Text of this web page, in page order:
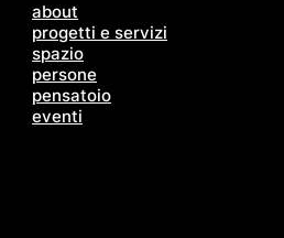
about
progetti e servizi
spazio
persone
pensatoio
eventi